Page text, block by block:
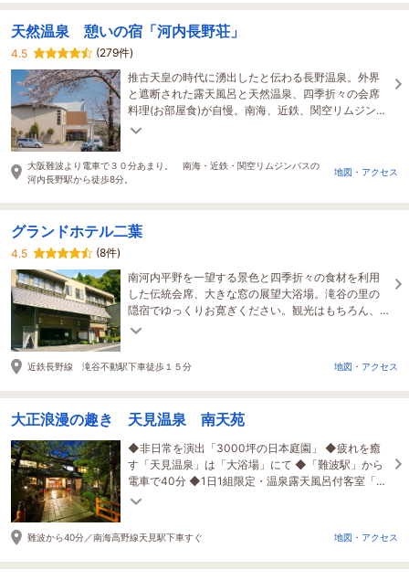
天然温泉 憩いの宿「河内長野荘」
4.5
(279件)
推古天皇の時代に湧出したと伝わる長野温泉。外界
と遮断された露天風呂と天然温泉、四季折々の会席
料理(お部屋食)が自慢。南海、近鉄、関空リムジンバ
スの河内長野駅から徒歩8分と駅近の大阪の隠れ宿。
大阪難波より電車で３０分あまり。 南海・近鉄・関空リムジンバスの
河内長野駅から徒歩8分。
地図・アクセス
グランドホテル二葉
4.5
(8件)
南河内平野を一望する景色と四季折々の食材を利用
した伝統会席、大きな窓の展望大浴場。滝谷の里の
隠宿でゆっくりお寛ぎください。観光はもちろん、
ビジネスでのご利用にもお勧めです。
近鉄長野線 滝谷不動駅下車徒歩１５分 地図・アクセス
大正浪漫の趣き 天見温泉 南天苑
◆非日常を演出「3000坪の日本庭園」 ◆疲れを癒
す「天見温泉」は「大浴場」にて ◆「難波駅」から
電車で40分 ◆1日1組限定・温泉露天風呂付客室「清
流亭」 ◆「無料駐車場」完備
難波から40分／南海高野線天見駅下車すぐ 地図・アクセス